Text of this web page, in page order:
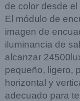
de color desde
El módulo de
imagen de
iluminancia de
alcanzar
pequeño, ligero,
horizontal y
adecuado para